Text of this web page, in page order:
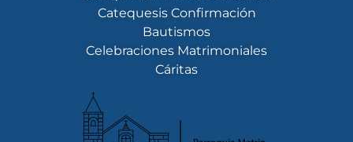
Catequesis Confirmación
Bautismos
Celebraciones Matrimoniales
Cáritas